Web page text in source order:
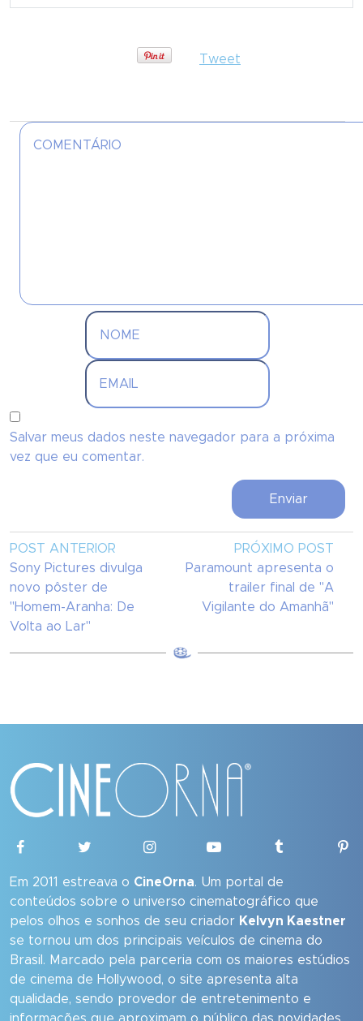
Tweet
Salvar meus dados neste navegador para a próxima
vez que eu comentar.
POST ANTERIOR
Sony Pictures divulga
novo pôster de
"Homem-Aranha: De
Volta ao Lar"
PRÓXIMO POST
Paramount apresenta o
trailer final de "A
Vigilante do Amanhã"
Em 2011 estreava o CineOrna. Um portal de
conteúdos sobre o universo cinematográfico que
pelos olhos e sonhos de seu criador Kelvyn Kaestner
se tornou um dos principais veículos de cinema do
Brasil. Marcado pela parceria com os maiores estúdios
de cinema de Hollywood, o site apresenta alta
qualidade, sendo provedor de entretenimento e